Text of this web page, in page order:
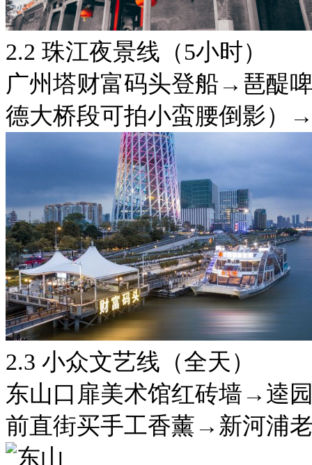
2.2 珠江夜景线（5小时）
广州塔财富码头登船→琶醍
德大桥段可拍小蛮腰倒影）
2.3 小众文艺线（全天）
东山口扉美术馆红砖墙→逵
前直街买手工香薰→新河浦